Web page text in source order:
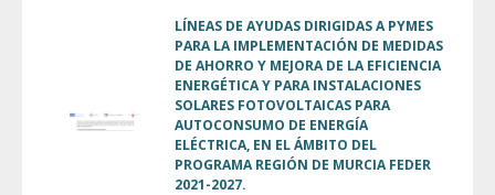
LÍNEAS DE AYUDAS DIRIGIDAS A PYMES
PARA LA IMPLEMENTACIÓN DE MEDIDAS
DE AHORRO Y MEJORA DE LA EFICIENCIA
ENERGÉTICA Y PARA INSTALACIONES
SOLARES FOTOVOLTAICAS PARA
AUTOCONSUMO DE ENERGÍA
ELÉCTRICA, EN EL ÁMBITO DEL
PROGRAMA REGIÓN DE MURCIA FEDER
2021-2027.